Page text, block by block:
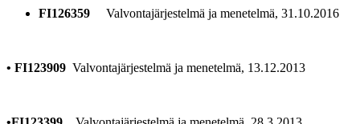
FI126359 Valvontajärjestelmä ja menetelmä, 31.10.2016
• FI123909 Valvontajärjestelmä ja menetelmä, 13.12.2013